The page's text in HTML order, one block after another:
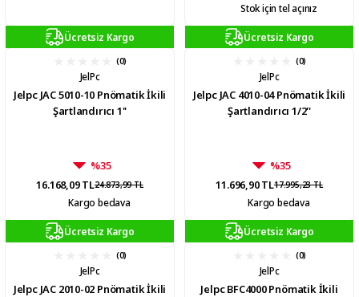
Stok için tel açınız
Ücretsiz Kargo
(0)
JelPc
Jelpc JAC 5010-10 Pnömatik İkili
Şartlandırıcı 1''
%35
16.168,09 TL24.873,99 TL
Kargo bedava
Ücretsiz Kargo
(0)
JelPc
Jelpc JAC 4010-04 Pnömatik İkili
Şartlandırıcı 1/2''
%35
11.696,90 TL17.995,23 TL
Kargo bedava
Ücretsiz Kargo
(0)
JelPc
Jelpc JAC 2010-02 Pnömatik İkili
Ücretsiz Kargo
(0)
JelPc
Jelpc BFC4000 Pnömatik İkili